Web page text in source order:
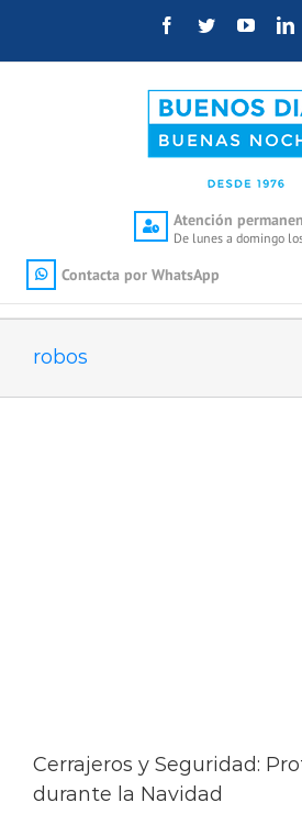
Facebook
Twitter
Atención
De lunes a domingo
Contacta por WhatsApp
robos
Cerrajeros y Seguridad:
durante la Navidad